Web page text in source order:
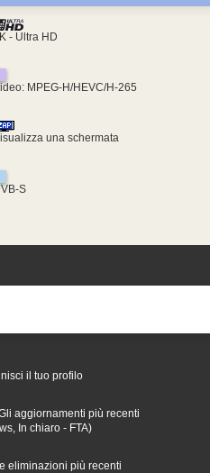
- Ultra HD
MPEG-H/HEVC/H-265
una schermata
S
il tuo profilo
aggiornamenti più recenti
In chiaro - FTA)
eliminazioni più recenti